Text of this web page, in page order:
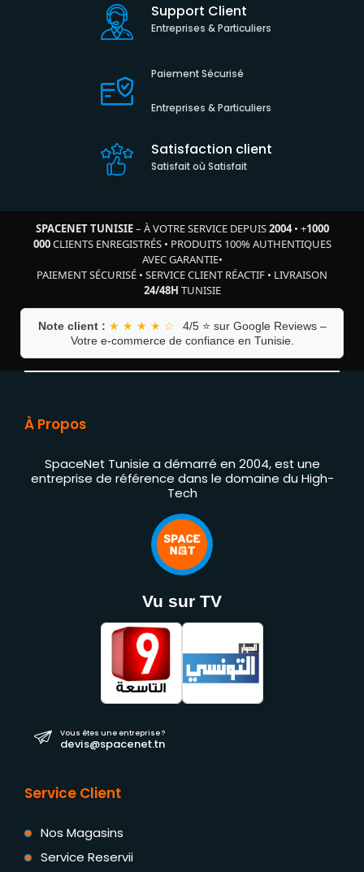
Support Client
Entreprises & Particuliers
Paiement Sécurisé
Entreprises & Particuliers
Satisfaction client
Satisfait où Satisfait
SPACENET TUNISIE– À VOTRE SERVICE DEPUIS2004• +1000
000CLIENTS ENREGISTRÉS• PRODUITS 100% AUTHENTIQUES
AVEC GARANTIE•
PAIEMENT SÉCURISÉ • SERVICE CLIENT RÉACTIF • LIVRAISON
24/48H TUNISIE
Note client : ★ ★ ★ ★ ☆
4/5 ⭐ sur Google Reviews –
Votre e-commerce de confiance en Tunisie.
À Propos
SpaceNet Tunisie a démarré en 2004, est une
entreprise de référence dans le domaine du High-
Tech
Vu sur TV
Vous êtes une entreprise ?
devis@spacenet.tn
Service Client
Nos Magasins
Service Reservii